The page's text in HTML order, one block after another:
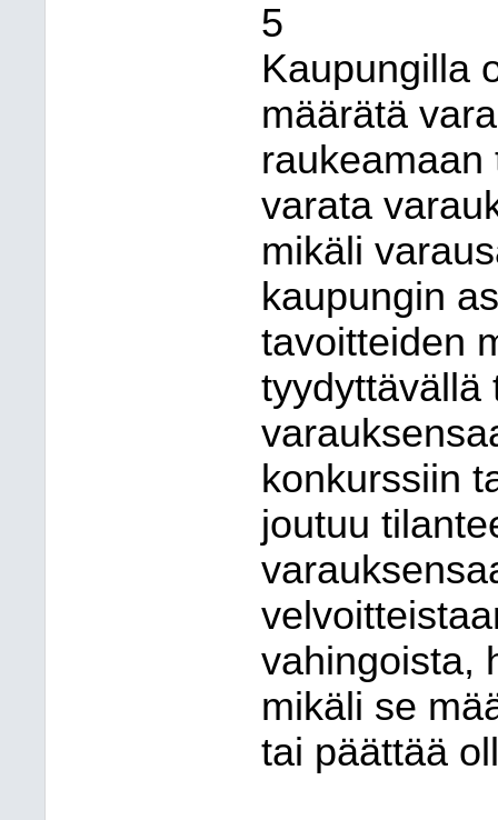
5
Kaupungilla
määrätä
varata
mikäli
kaupungin
tavoitteiden
tyydyttävällä
konkurssiin
joutuu
vahingoista,
mikäli se
tai päättää